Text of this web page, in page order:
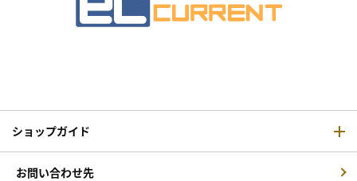
ショップガイド
お問い合わせ先